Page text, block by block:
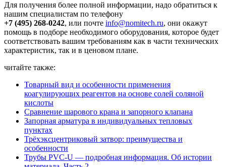
Для получения более полной информации, надо обратиться к
нашим специалистам по телефону
+7 (495) 268-0242, или почте info@nomitech.ru, они окажут
помощь в подборе необходимого оборудования, которое будет
соответствовать вашим требованиям как в части технических
характеристик, так и в ценовом плане.
читайте также:
Товарный вид и особенности применения
коагулирующих реагентов на основе солей соляной
кислоты
Сравнение шарового крана и запорного клапана
Запорная арматура в индивидуальных тепловых
пунктах
Трёхэксцентриковый затвор: преимущества и
особенности
Трубы PVC-U — подробная информация. Об истории